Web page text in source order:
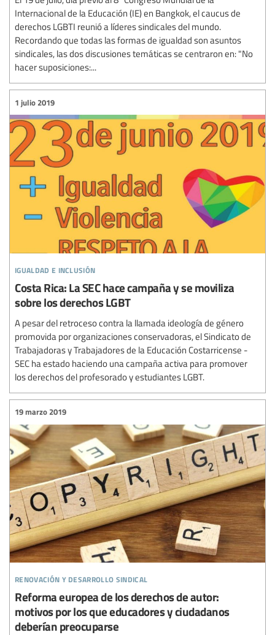
Internacional de la Educación (IE) en Bangkok, el caucus de
derechos LGBTI reunió a líderes sindicales del mundo.
Recordando que todas las formas de igualdad son asuntos
sindicales, las dos discusiones temáticas se centraron en: "No
hacer suposiciones:...
igualdad e inclusión
1 julio 2019
Costa Rica: La SEC hace campaña y se moviliza
sobre los derechos LGBT
A pesar del retroceso contra la llamada ideología de género
promovida por organizaciones conservadoras, el Sindicato de
Trabajadoras y Trabajadores de la Educación Costarricense -
SEC ha estado haciendo una campaña activa para promover
los derechos del profesorado y estudiantes LGBT.
renovación y desarrollo sindical
19 marzo 2019
Reforma europea de los derechos de autor:
motivos por los que educadores y ciudadanos
deberían preocuparse